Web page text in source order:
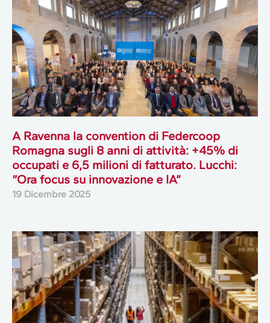
A Ravenna la convention di Federcoop
Romagna sugli 8 anni di attività: +45% di
occupati e 6,5 milioni di fatturato. Lucchi:
“Ora focus su innovazione e IA”
19 Dicembre 2025